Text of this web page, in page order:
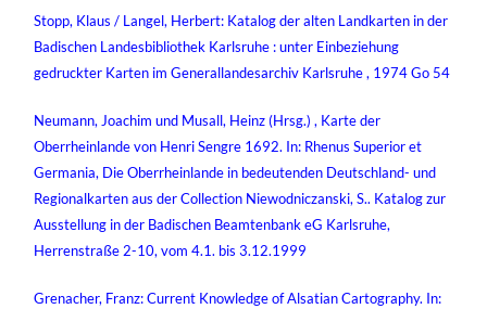
Stopp, Klaus / Langel, Herbert: Katalog der alten Landkarten in der
Badischen Landesbibliothek Karlsruhe : unter Einbeziehung
gedruckter Karten im Generallandesarchiv Karlsruhe , 1974 Go 54
Neumann, Joachim und Musall, Heinz (Hrsg.) , Karte der
Oberrheinlande von Henri Sengre 1692. In: Rhenus Superior et
Germania, Die Oberrheinlande in bedeutenden Deutschland- und
Regionalkarten aus der Collection Niewodniczanski, S.. Katalog zur
Ausstellung in der Badischen Beamtenbank eG Karlsruhe,
Herrenstraße 2-10, vom 4.1. bis 3.12.1999
Grenacher, Franz: Current Knowledge of Alsatian Cartography. In: